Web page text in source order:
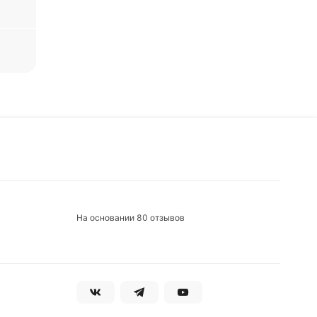
На основании 80 отзывов